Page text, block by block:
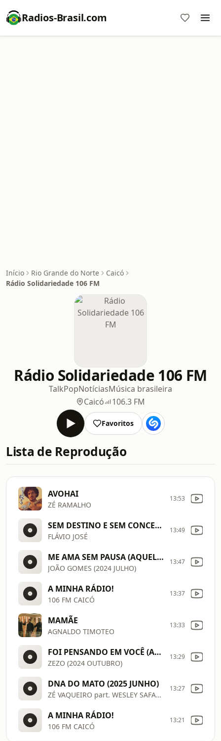
Radios-Brasil.com
Início Rio Grande do Norte
Caicó
Rádio Solidariedade 106 FM
Rádio Solidariedade 106 FM
TalkPopNotíciasMúsica brasileira
Caicó
106.3 FM
Favoritos
Lista de Reprodução
AVOHAI
ZÉ RAMALHO
13:53
SEM DESTINO E SEM CONCERTO
FLÁVIO JOSÉ
13:49
ME AMA SEM PAUSA (AQUELAS PARADAS)
JOÃO GOMES (2024 JULHO)
13:47
A MINHA RÁDIO!
106 FM CAICÓ
13:37
MAMÃE
AGNALDO TIMOTEO
13:33
FOI PENSANDO EM VOCÊ (AO VIVO)
ZEZO (2024 OUTUBRO)
13:29
DNA DO MATO (2025 JUNHO)
ZÉ VAQUEIRO part. WESLEY SAFADÃO, NATTAN
13:27
A MINHA RÁDIO!
106 FM CAICÓ
13:21